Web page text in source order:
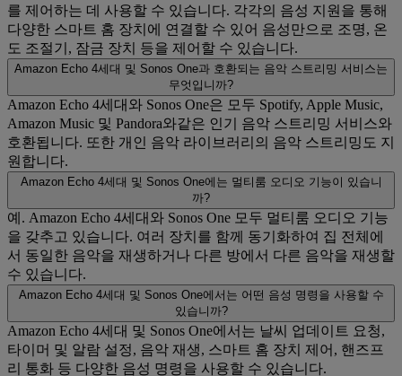
를 제어하는 ​​데 사용할 수 있습니다. 각각의 음성 지원을 통해
다양한 스마트 홈 장치에 연결할 수 있어 음성만으로 조명, 온
도 조절기, 잠금 장치 등을 제어할 수 있습니다.
Amazon Echo 4세대 및 Sonos One과 호환되는 음악 스트리밍 서비스는
무엇입니까?
Amazon Echo 4세대와 Sonos One은 모두 Spotify, Apple Music,
Amazon Music 및 Pandora와같은 인기 음악 스트리밍 서비스와
호환됩니다. 또한 개인 음악 라이브러리의 음악 스트리밍도 지
원합니다.
Amazon Echo 4세대 및 Sonos One에는 멀티룸 오디오 기능이 있습니
까?
예. Amazon Echo 4세대와 Sonos One 모두 멀티룸 오디오 기능
을 갖추고 있습니다. 여러 장치를 함께 동기화하여 집 전체에
서 동일한 음악을 재생하거나 다른 방에서 다른 음악을 재생할
수 있습니다.
Amazon Echo 4세대 및 Sonos One에서는 어떤 음성 명령을 사용할 수
있습니까?
Amazon Echo 4세대 및 Sonos One에서는 날씨 업데이트 요청,
타이머 및 알람 설정, 음악 재생, 스마트 홈 장치 제어, 핸즈프
리 통화 등 다양한 음성 명령을 사용할 수 있습니다.